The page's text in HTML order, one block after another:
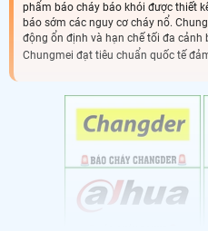
phẩm báo cháy báo khói được thiết
báo sớm các nguy cơ cháy nổ.
động ổn định và hạn chế tối đa cảnh
Chungmei đạt tiêu chuẩn quốc tế